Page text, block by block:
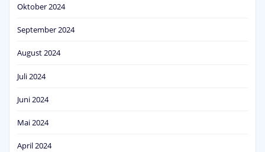
Oktober 2024
September 2024
August 2024
Juli 2024
Juni 2024
Mai 2024
April 2024